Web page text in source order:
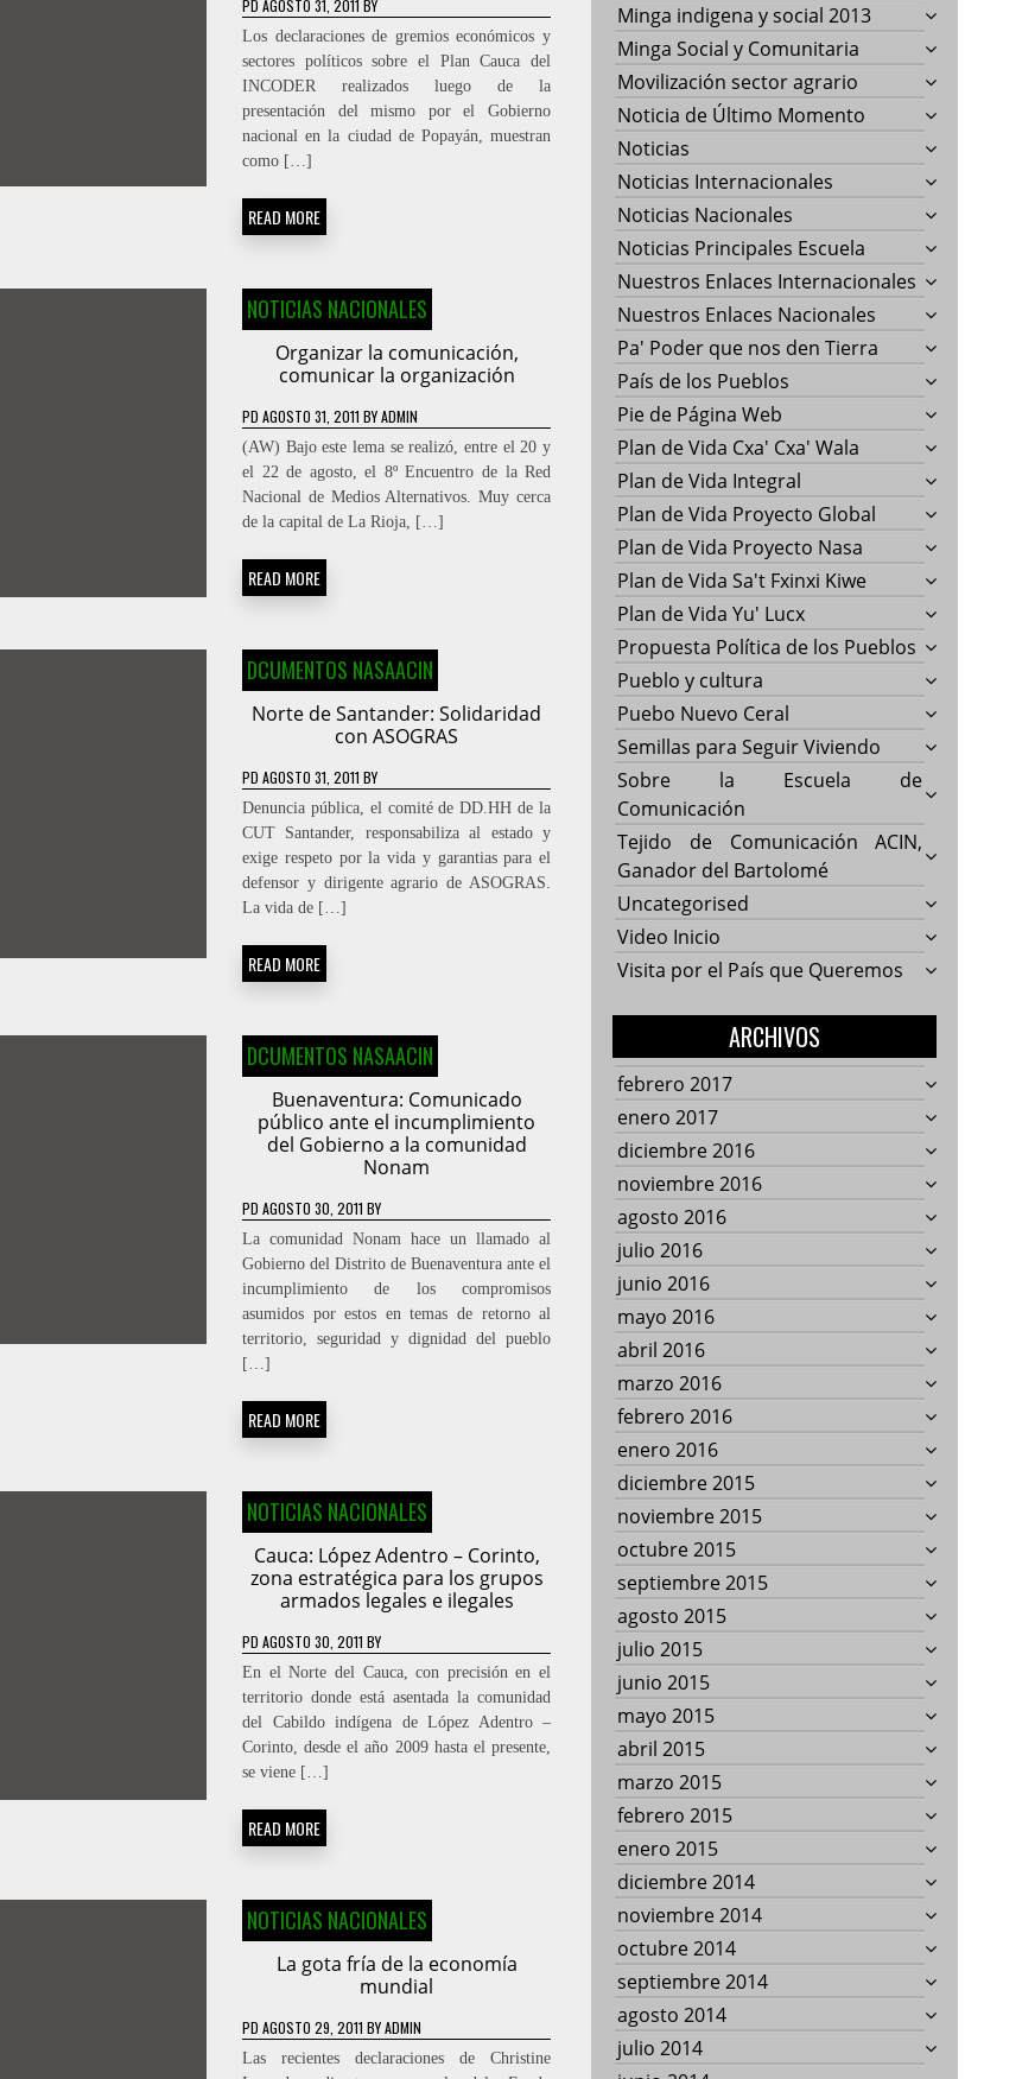
PD AGOSTO 31, 2011 BY
Los declaraciones de gremios económicos y
sectores políticos sobre el Plan Cauca del
INCODER realizados luego de la
presentación del mismo por el Gobierno
nacional en la ciudad de Popayán, muestran
como […]
READ MORE
NOTICIAS NACIONALES
Organizar la comunicación,
comunicar la organización
PD AGOSTO 31, 2011 BYADMIN
(AW) Bajo este lema se realizó, entre el 20 y
el 22 de agosto, el 8º Encuentro de la Red
Nacional de Medios Alternativos. Muy cerca
de la capital de La Rioja, […]
READ MORE
DCUMENTOS NASAACIN
Norte de Santander: Solidaridad
con ASOGRAS
PD AGOSTO 31, 2011 BY
Denuncia pública, el comité de DD.HH de la
CUT Santander, responsabiliza al estado y
exige respeto por la vida y garantias para el
defensor y dirigente agrario de ASOGRAS.
La vida de […]
READ MORE
DCUMENTOS NASAACIN
Buenaventura: Comunicado
público ante el incumplimiento
del Gobierno a la comunidad
Nonam
PD AGOSTO 30, 2011 BY
La comunidad Nonam hace un llamado al
Gobierno del Distrito de Buenaventura ante el
incumplimiento de los compromisos
asumidos por estos en temas de retorno al
territorio, seguridad y dignidad del pueblo
[…]
READ MORE
NOTICIAS NACIONALES
Cauca: López Adentro – Corinto,
zona estratégica para los grupos
armados legales e ilegales
PD AGOSTO 30, 2011 BY
En el Norte del Cauca, con precisión en el
territorio donde está asentada la comunidad
del Cabildo indígena de López Adentro –
Corinto, desde el año 2009 hasta el presente,
se viene […]
READ MORE
NOTICIAS NACIONALES
La gota fría de la economía
mundial
PD AGOSTO 29, 2011 BYADMIN
Las recientes declaraciones de Christine
Minga indigena y social 2013
Minga Social y Comunitaria
Movilización sector agrario
Noticia de Último Momento
Noticias
Noticias Internacionales
Noticias Nacionales
Noticias Principales Escuela
Nuestros Enlaces Internacionales
Nuestros Enlaces Nacionales
Pa' Poder que nos den Tierra
País de los Pueblos
Pie de Página Web
Plan de Vida Cxa' Cxa' Wala
Plan de Vida Integral
Plan de Vida Proyecto Global
Plan de Vida Proyecto Nasa
Plan de Vida Sa't Fxinxi Kiwe
Plan de Vida Yu' Lucx
Propuesta Política de los Pueblos
Pueblo y cultura
Puebo Nuevo Ceral
Semillas para Seguir Viviendo
Sobre la Escuela de
Comunicación
Tejido de Comunicación ACIN,
Ganador del Bartolomé
Uncategorised
Video Inicio
Visita por el País que Queremos
ARCHIVOS
febrero 2017
enero 2017
diciembre 2016
noviembre 2016
agosto 2016
julio 2016
junio 2016
mayo 2016
abril 2016
marzo 2016
febrero 2016
enero 2016
diciembre 2015
noviembre 2015
octubre 2015
septiembre 2015
agosto 2015
julio 2015
junio 2015
mayo 2015
abril 2015
marzo 2015
febrero 2015
enero 2015
diciembre 2014
noviembre 2014
octubre 2014
septiembre 2014
agosto 2014
julio 2014